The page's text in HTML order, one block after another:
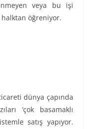
veya bu işi
öğreniyor.
dünya çapında
‘çok basamaklı
satış yapıyor.